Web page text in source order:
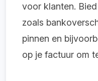
voor klanten.
zoals
pinnen en
op je factuur om